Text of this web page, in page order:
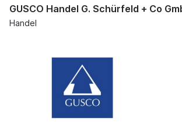
GUSCO Handel G. Schürfeld + Co
Handel